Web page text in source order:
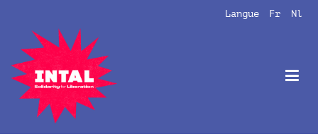
Langue Fr Nl